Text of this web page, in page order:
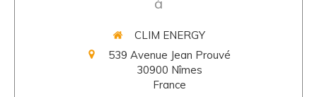
CLIM ENERGY
539 Avenue Jean Prouvé
30900 Nîmes
France